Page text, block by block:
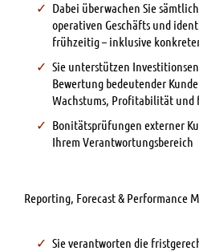
Dabei überwachen Sie
operativen Geschäfts und
frühzeitig – inklusive
Sie unterstützen
Bewertung bedeutender
Wachstums, Profitabilität und
Bonitätsprüfungen externer
Ihrem Verantwortungsbereich
Reporting, Forecast & Performance
Sie verantworten die